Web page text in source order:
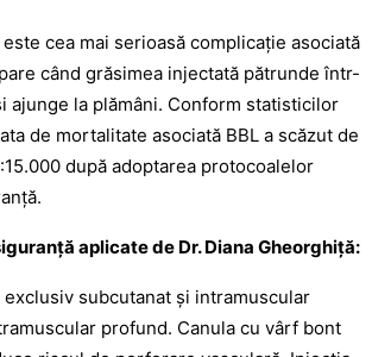
cea mai serioasă complicație asociată
când grăsimea injectată pătrunde într-
ajunge la plămâni. Conform statisticilor
de mortalitate asociată BBL a scăzut de
după adoptarea protocoalelor
aplicate de Dr. Diana Gheorghiță:
exclusiv subcutanat și intramuscular
profund. Canula cu vârf bont